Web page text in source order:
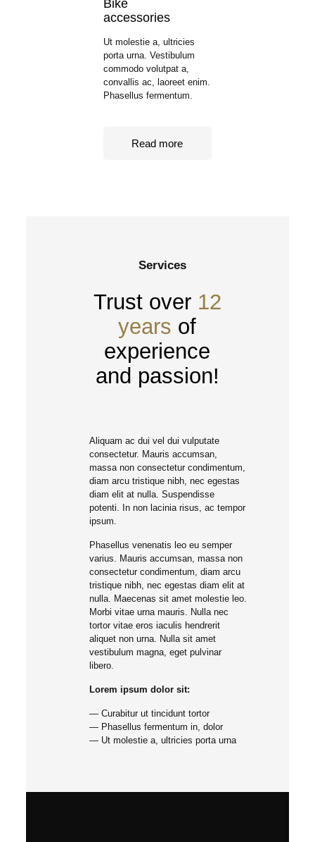
Bike
accessories
Ut molestie a, ultricies
porta urna. Vestibulum
commodo volutpat a,
convallis ac, laoreet enim.
Phasellus fermentum.
Read more
Services
Trust over 12
years of
experience
and passion!
Aliquam ac dui vel dui vulputate
consectetur. Mauris accumsan,
massa non consectetur condimentum,
diam arcu tristique nibh, nec egestas
diam elit at nulla. Suspendisse
potenti. In non lacinia risus, ac tempor
ipsum.
Phasellus venenatis leo eu semper
varius. Mauris accumsan, massa non
consectetur condimentum, diam arcu
tristique nibh, nec egestas diam elit at
nulla. Maecenas sit amet molestie leo.
Morbi vitae urna mauris. Nulla nec
tortor vitae eros iaculis hendrerit
aliquet non urna. Nulla sit amet
vestibulum magna, eget pulvinar
libero.
Lorem ipsum dolor sit:
— Curabitur ut tincidunt tortor
— Phasellus fermentum in, dolor
— Ut molestie a, ultricies porta urna